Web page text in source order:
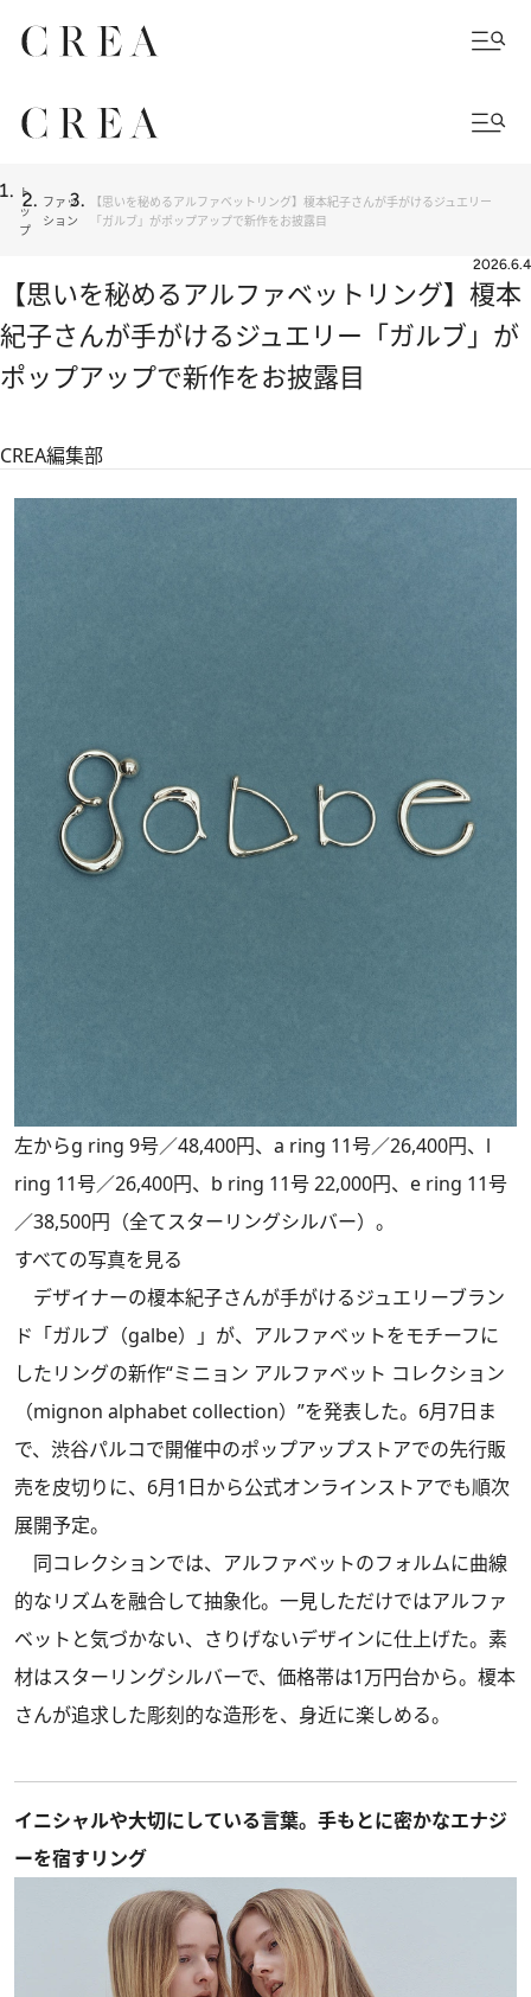
ト
ッ
プ
ファッ
ション
【思いを秘めるアルファベットリング】榎本紀子さんが手がけるジュエリー
「ガルブ」がポップアップで新作をお披露目
2026.6.4
【思いを秘めるアルファベットリング】榎本
紀子さんが手がけるジュエリー「ガルブ」が
ポップアップで新作をお披露目
CREA編集部
左からg ring 9号／48,400円、a ring 11号／26,400円、l
ring 11号／26,400円、b ring 11号 22,000円、e ring 11号
／38,500円（全てスターリングシルバー）。
すべての写真を見る
デザイナーの榎本紀子さんが手がけるジュエリーブラン
ド「ガルブ（galbe）」が、アルファベットをモチーフに
したリングの新作“ミニョン アルファベット コレクション
（mignon alphabet collection）”を発表した。6月7日ま
で、渋谷パルコで開催中のポップアップストアでの先行販
売を皮切りに、6月1日から公式オンラインストアでも順次
展開予定。
同コレクションでは、アルファベットのフォルムに曲線
的なリズムを融合して抽象化。一見しただけではアルファ
ベットと気づかない、さりげないデザインに仕上げた。素
材はスターリングシルバーで、価格帯は1万円台から。榎本
さんが追求した彫刻的な造形を、身近に楽しめる。
イニシャルや大切にしている言葉。手もとに密かなエナジ
ーを宿すリング